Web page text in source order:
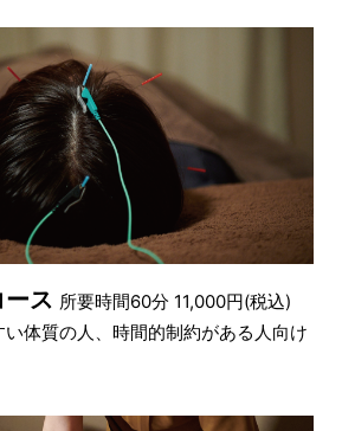
ス 所要時間60分 11,000円(税込)
体質の人、時間的制約がある人向け